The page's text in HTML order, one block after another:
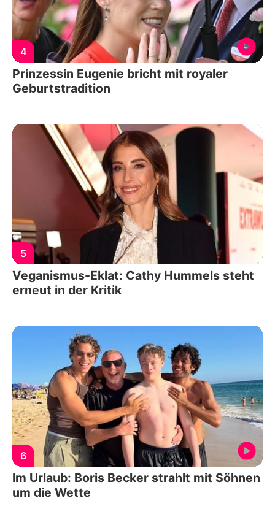
4
Prinzessin Eugenie bricht mit royaler
Geburtstradition
5
Veganismus-Eklat: Cathy Hummels steht
erneut in der Kritik
6
Im Urlaub: Boris Becker strahlt mit Söhnen
um die Wette